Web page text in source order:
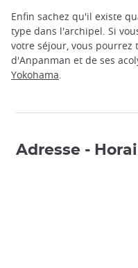
Enfin sachez qu'il existe
type dans l'archipel. Si
votre séjour, vous
d'Anpanman et de ses
Yokohama.
Adresse -